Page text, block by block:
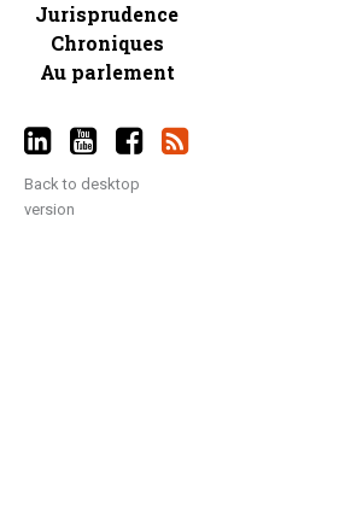
Jurisprudence
Chroniques
Au parlement
Back to desktop
version